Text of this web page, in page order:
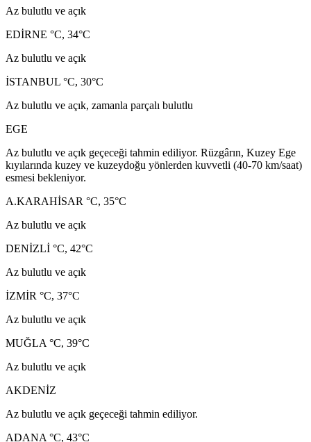
Az bulutlu ve açık
EDİRNE °C, 34°C
Az bulutlu ve açık
İSTANBUL °C, 30°C
Az bulutlu ve açık, zamanla parçalı bulutlu
EGE
Az bulutlu ve açık geçeceği tahmin ediliyor. Rüzgârın, Kuzey Ege
kıyılarında kuzey ve kuzeydoğu yönlerden kuvvetli (40-70 km/saat)
esmesi bekleniyor.
A.KARAHİSAR °C, 35°C
Az bulutlu ve açık
DENİZLİ °C, 42°C
Az bulutlu ve açık
İZMİR °C, 37°C
Az bulutlu ve açık
MUĞLA °C, 39°C
Az bulutlu ve açık
AKDENİZ
Az bulutlu ve açık geçeceği tahmin ediliyor.
ADANA °C, 43°C